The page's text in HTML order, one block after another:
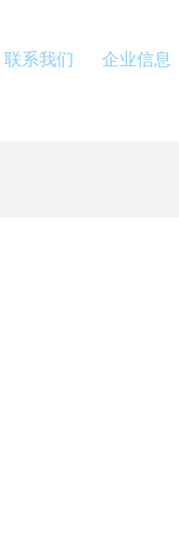
联系我们 企业信息